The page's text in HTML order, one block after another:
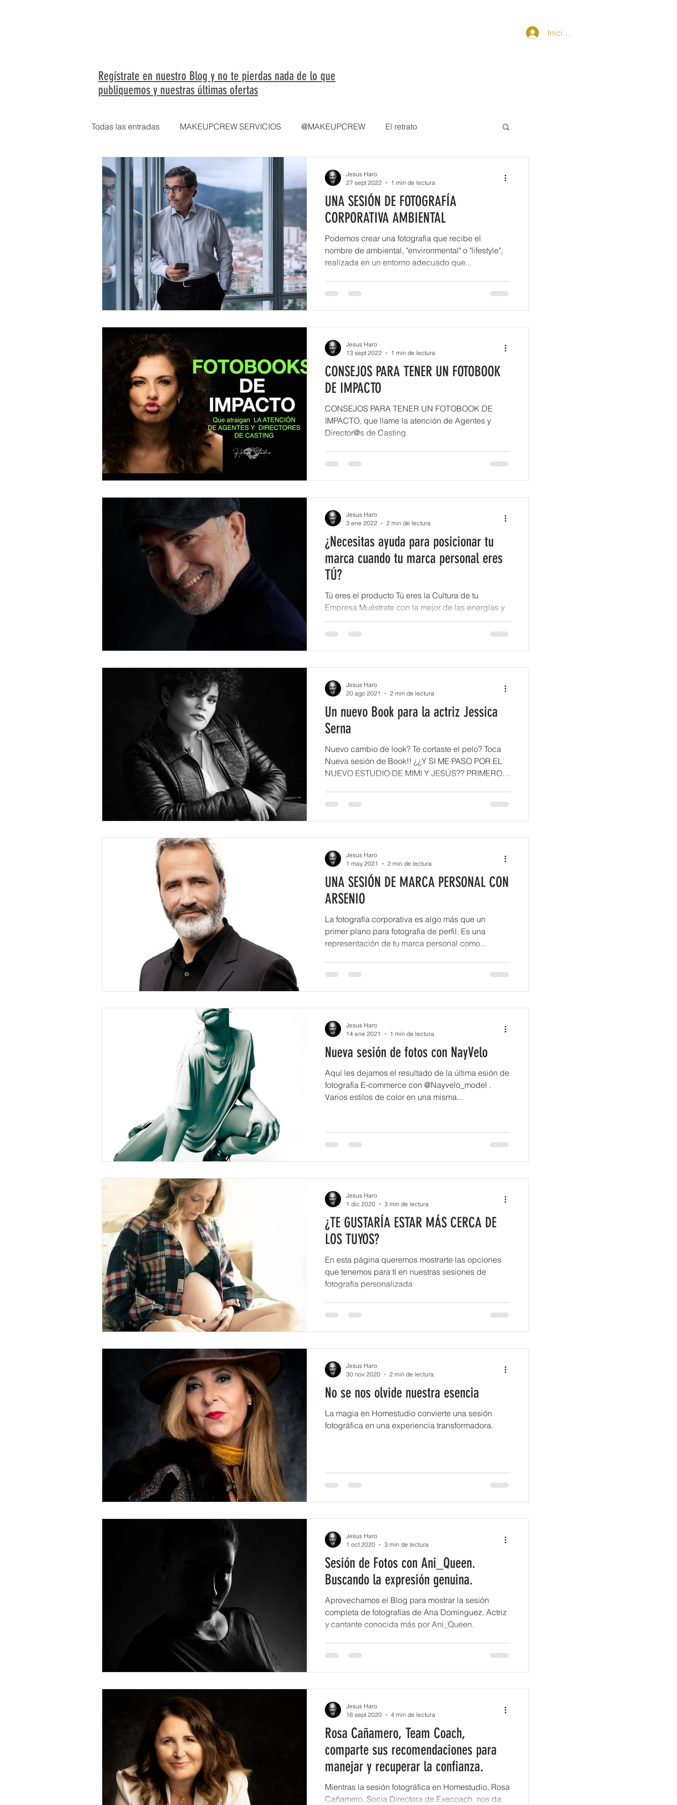
Iniciar sesión
Regístrate en nuestro Blog y no te pierdas nada de lo que
publiquemos y nuestras últimas ofertas
Todas las entradas MAKEUPCREW SERVICIOS @MAKEUPCREW El retrato
retrato corporativo
El retrato impreso Wise Woman ofertas de precios VIDEO LIFESTYLE
UNA SESIÓN DE FOTOGRAFÍA
CORPORATIVA AMBIENTAL
Podemos crear una fotografía que recibe el
nombre de ambiental, "environmental" o "lifestyle",
realizada en un entorno adecuado que...
Jesus Haro
27 sept 2022
1 min de lectura
CONSEJOS PARA TENER UN FOTOBOOK
DE IMPACTO
CONSEJOS PARA TENER UN FOTOBOOK DE
IMPACTO, que llame la atención de Agentes y
Director@s de Casting.
Jesus Haro
13 sept 2022
1 min de lectura
¿Necesitas ayuda para posicionar tu
marca cuando tu marca personal eres
TÚ?
Tú eres el producto Tú eres la Cultura de tu
Empresa Muéstrate con la mejor de las energías y
muéstrate como un ejemplo para los demás...
Jesus Haro
3 ene 2022
2 min de lectura
Un nuevo Book para la actriz Jessica
Serna
Nuevo cambio de look? Te cortaste el pelo? Toca
Nueva sesión de Book!! ¿¿Y SI ME PASO POR EL
NUEVO ESTUDIO DE MIMI Y JESÚS?? PRIMERO
Jesus Haro
20 ago 2021
2 min de lectura
UNA SESIÓN DE MARCA PERSONAL CON
ARSENIO
La fotografía corporativa es algo más que un
primer plano para fotografía de perfil. Es una
representación de tu marca personal como...
Jesus Haro
1 may 2021
2 min de lectura
Nueva sesión de fotos con NayVelo
Aquí les dejamos el resultado de la última esión de
fotografía E-commerce con @Nayvelo_model .
Varios estilos de color en una misma...
Jesus Haro
14 ene 2021
1 min de lectura
¿TE GUSTARÍA ESTAR MÁS CERCA DE
LOS TUYOS?
En esta página queremos mostrarte las opciones
que tenemos para tí en nuestras sesiones de
fotografía personalizada
Jesus Haro
1 dic 2020
3 min de lectura
No se nos olvide nuestra esencia
La magia en Homestudio convierte una sesión
fotográfica en una experiencia transformadora.
Jesus Haro
30 nov 2020
2 min de lectura
Sesión de Fotos con Ani_Queen.
Buscando la expresión genuina.
Aprovechamos el Blog para mostrar la sesión
completa de fotografías de Ana Domínguez. Actriz
y cantante conocida más por Ani_Queen.
Jesus Haro
1 oct 2020
3 min de lectura
Rosa Cañamero, Team Coach,
comparte sus recomendaciones para
manejar y recuperar la confianza.
Mientras la sesión fotográfica en Homestudio, Rosa
Cañamero, Socia Directora de Execoach, nos da
Jesus Haro
16 sept 2020
4 min de lectura